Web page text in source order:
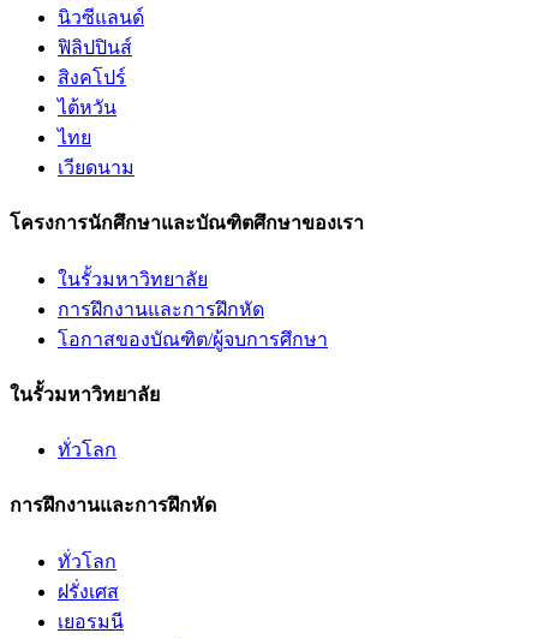
นิวซีแลนด์
ฟิลิปปินส์
สิงคโปร์
ไต้หวัน
ไทย
เวียดนาม
โครงการนักศึกษาและบัณฑิตศึกษาของเรา
ในรั้วมหาวิทยาลัย
การฝึกงานและการฝึกหัด
โอกาสของบัณฑิต/ผู้จบการศึกษา
ในรั้วมหาวิทยาลัย
ทั่วโลก
การฝึกงานและการฝึกหัด
ทั่วโลก
ฝรั่งเศส
เยอรมนี